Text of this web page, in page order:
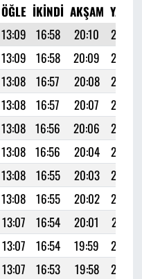
ÖĞLE İKINDI AKŞAM YATSI
13:09 16:58 20:10
21:39
13:09 16:58 20:09
21:38
13:08 16:57 20:08
21:36
13:08 16:57 20:07
21:35
13:08 16:56 20:06
21:33
13:08 16:56 20:04
21:32
13:08 16:55 20:03
21:30
13:08 16:55 20:02
21:28
13:07 16:54 20:01
21:27
13:07 16:54 19:59
21:25
13:07 16:53 19:58
21:23